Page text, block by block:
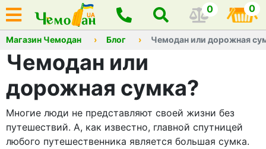
0 0
Магазин Чемодан Блог Чемодан или дорожная
Чемодан или
дорожная сумка?
Многие люди не представляют своей жизни без
путешествий. А, как известно, главной спутницей
любого путешественника является большая сумка.